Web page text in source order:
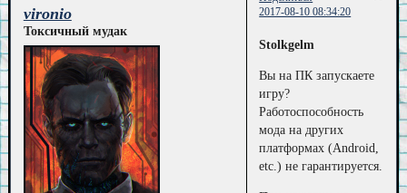
2017-08-10 08:34:20
vironio
Токсичный мудак
Stolkgelm
Вы на ПК запускаете
игру?
Работоспособность
мода на других
платформах (Android,
etc.) не гарантируется.